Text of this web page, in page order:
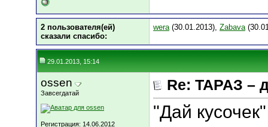
2 пользователя(ей)
сказали cпасибо:
wera(30.01.2013), Zabava
29.01.2013, 15:14
ossen
Завсегдатай
Регистрация: 14.06.2012
Re: ТАРАЗ –
"Дай